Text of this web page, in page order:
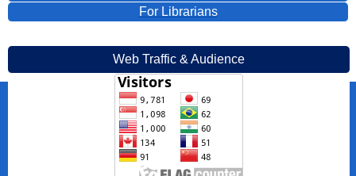
For Librarians
Web Traffic & Audience